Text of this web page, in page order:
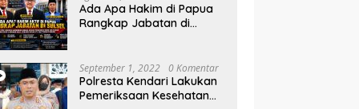
Prostitusi
Ada Apa Hakim di Papua
Rangkap Jabatan di
PERJOSI Desak KY – MA
Turun Tangan
September 1, 2022 0 Komentar
Polresta Kendari Lakukan
Pemeriksaan Kesehatan